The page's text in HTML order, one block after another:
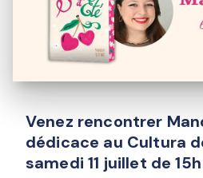
Venez rencontrer
dédicace au Cultura
samedi 11 juillet de 15h